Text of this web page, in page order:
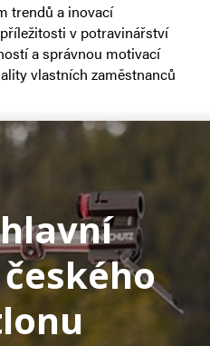
trendů a inovací
v potravinářství
a správnou motivací
vlastních zaměstnanců